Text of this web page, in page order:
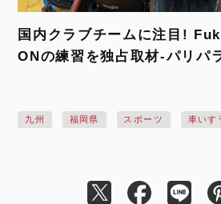
国内クラブチームに注目!
ONの練習を独占取材-パリパ
九州 福岡県 スポーツ 車いす